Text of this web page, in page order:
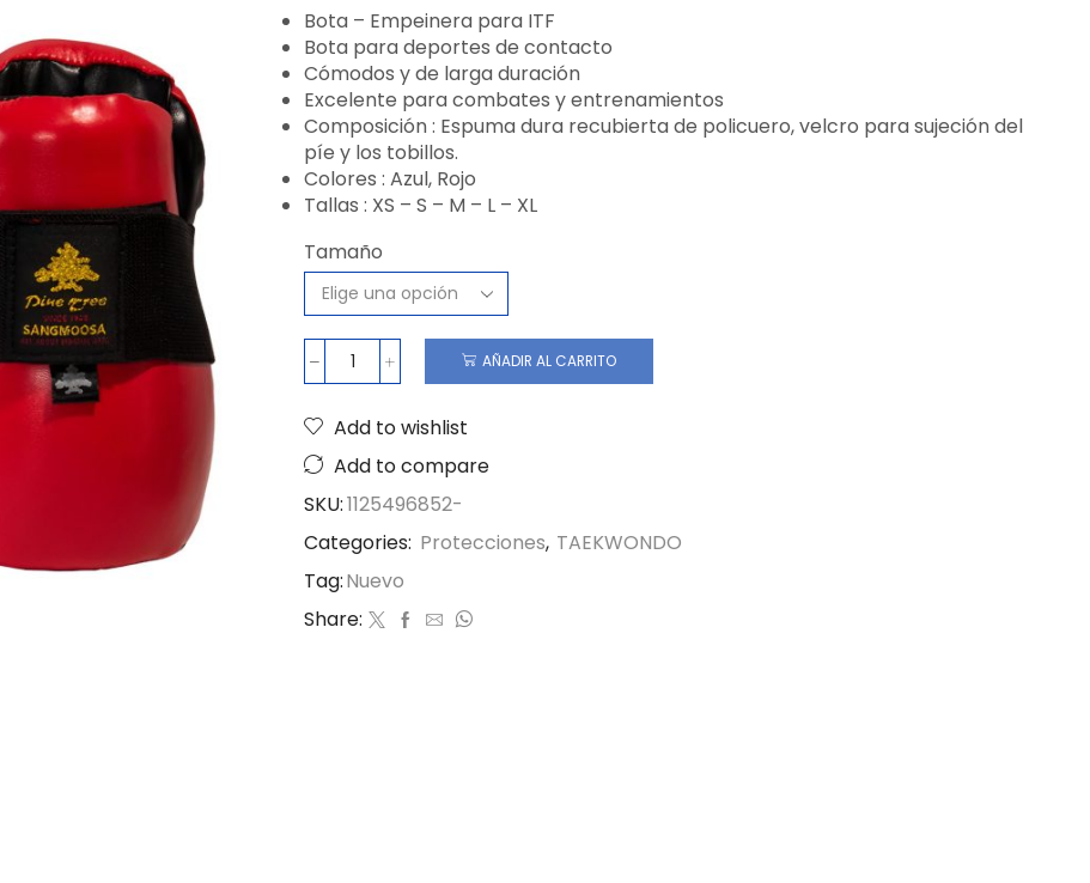
Bota – Empeinera para ITF
Bota para deportes de contacto
Cómodos y de larga duración
Excelente para combates y entrenamientos
Composición : Espuma dura recubierta de policuero, velcro para sujeción del
píe y los tobillos.
Colores : Azul, Rojo
Tallas : XS – S – M – L – XL
Tamaño
AÑADIR AL CARRITO
Add to wishlist
Add to compare
SKU:1125496852-
Categories: Protecciones, TAEKWONDO
Tag:Nuevo
Share: